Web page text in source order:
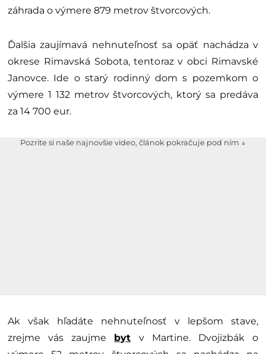
záhrada o výmere 879 metrov štvorcových.
Ďalšia zaujímavá nehnuteľnosť sa opäť nachádza v
okrese Rimavská Sobota, tentoraz v obci Rimavské
Janovce. Ide o starý rodinný dom s pozemkom o
výmere 1 132 metrov štvorcových, ktorý sa predáva
za 14 700 eur.
Pozrite si naše najnovšie video, článok pokračuje pod ním ↓
Ak však hľadáte nehnuteľnosť v lepšom stave,
zrejme vás zaujme byt v Martine. Dvojizbák o